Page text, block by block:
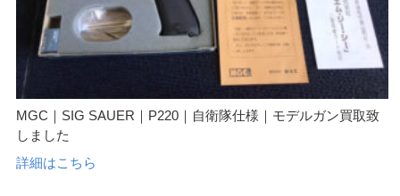
MGC｜SIG SAUER｜P220｜自衛隊仕様｜モデルガン買取致
しました
詳細はこちら